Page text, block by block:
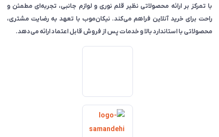
با تمرکز بر ارائه محصولاتی نظیر قلم نوری و لوازم جانبی، تجربه‌ای مطمئن و
راحت برای خرید آنلاین فراهم می‌کند. نیکان‌موب با تعهد به رضایت مشتری،
محصولاتی با استاندارد بالا و خدمات پس از فروش قابل اعتماد ارائه می‌دهد.